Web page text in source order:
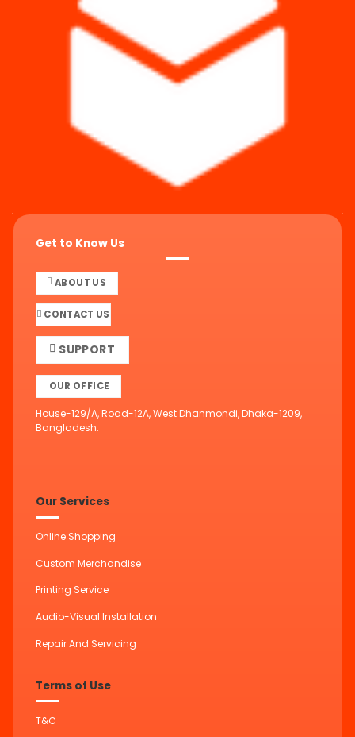
Get to Know Us
ABOUT US
CONTACT US
SUPPORT
OUR OFFICE
House-129/A, Road-12A, West Dhanmondi, Dhaka-1209,
Bangladesh.
Our Services
Online Shopping
Custom Merchandise
Printing Service
Audio-Visual Installation
Repair And Servicing
Terms of Use
T&C